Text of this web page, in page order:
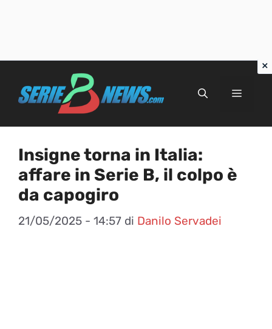
Menu
Insigne torna in Italia:
affare in Serie B, il colpo è
da capogiro
21/05/2025 - 14:57 di Danilo Servadei